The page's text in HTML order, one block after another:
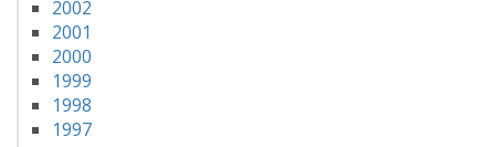
2002
2001
2000
1999
1998
1997